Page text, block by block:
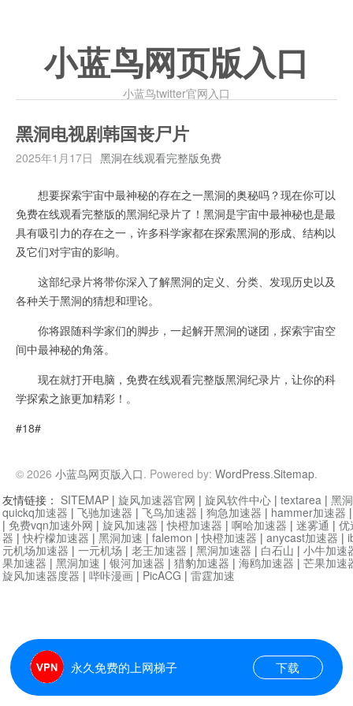
小蓝鸟网页版入口
小蓝鸟twitter官网入口
黑洞电视剧韩国丧尸片
2025年1月17日 黑洞在线观看完整版免费
想要探索宇宙中最神秘的存在之一黑洞的奥秘吗？现在你可以
免费在线观看完整版的黑洞纪录片了！黑洞是宇宙中最神秘也是最
具有吸引力的存在之一，许多科学家都在探索黑洞的形成、结构以
及它们对宇宙的影响。
这部纪录片将带你深入了解黑洞的定义、分类、发现历史以及
各种关于黑洞的猜想和理论。
你将跟随科学家们的脚步，一起解开黑洞的谜团，探索宇宙空
间中最神秘的角落。
现在就打开电脑，免费在线观看完整版黑洞纪录片，让你的科
学探索之旅更加精彩！。
#18#
© 2026 小蓝鸟网页版入口. Powered by: WordPress.Sitemap.
永久免费的上网梯子 下载
友情链接： SITEMAP | 旋风加速器官网 | 旋风软件中心 | textarea | 黑
quickq加速器 | 飞驰加速器 | 飞鸟加速器 | 狗急加速器 | hammer加速器
| 免费vqn加速外网 | 旋风加速器 |快橙加速器 | 啊哈加速器 | 迷雾通 | 优
器 |快柠檬加速器 | 黑洞加速 | falemon |快橙加速器 | anycast加速器 |
元机场加速器 | 一元机场 | 老王加速器 | 黑洞加速器 | 白石山 | 小牛加速
果加速器 | 黑洞加速 | 银河加速器 | 猎豹加速器 | 海鸥加速器 | 芒果加速
旋风加速器度器 | 哔咔漫画 | PicACG | 雷霆加速